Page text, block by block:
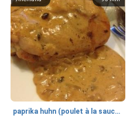
paprika huhn (poulet à la sauce paprika).